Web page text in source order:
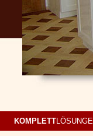
KOMPLETT